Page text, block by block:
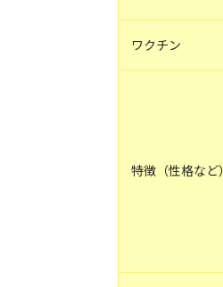
ワクチン
特徴（性格など）